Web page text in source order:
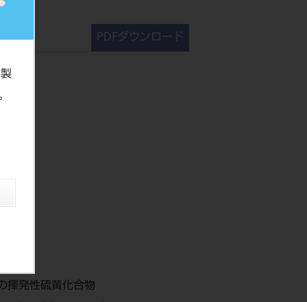
PDFダウンロード
揮発性硫黄化合物